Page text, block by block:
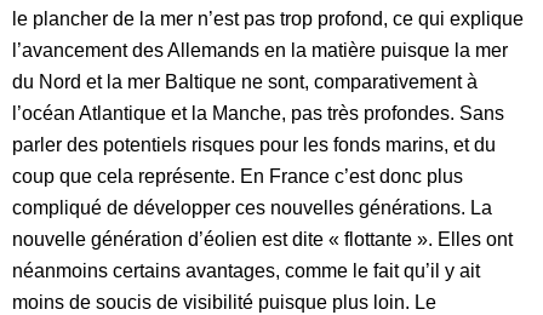
le plancher de la mer n’est pas trop profond, ce qui explique
l’avancement des Allemands en la matière puisque la mer
du Nord et la mer Baltique ne sont, comparativement à
l’océan Atlantique et la Manche, pas très profondes. Sans
parler des potentiels risques pour les fonds marins, et du
coup que cela représente. En France c’est donc plus
compliqué de développer ces nouvelles générations. La
nouvelle génération d’éolien est dite « flottante ». Elles ont
néanmoins certains avantages, comme le fait qu’il y ait
moins de soucis de visibilité puisque plus loin. Le